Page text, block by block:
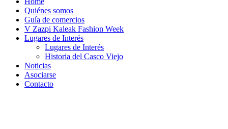
Quiénes somos
Guía de comercios
V Zazpi Kaleak Fashion Week
Lugares de Interés
Lugares de Interés
Historia del Casco Viejo
Noticias
Asociarse
Contacto